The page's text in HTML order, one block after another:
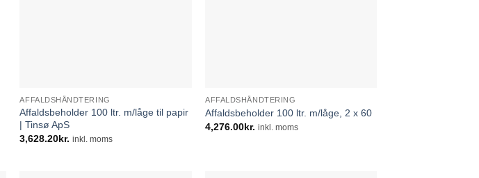
AFFALDSHÅNDTERING
Affaldsbeholder 100 ltr. m/låge til papir
| Tinsø ApS
3,628.20kr. inkl. moms
AFFALDSHÅNDTERING
Affaldsbeholder 100 ltr. m/låge, 2 x 60
4,276.00kr. inkl. moms